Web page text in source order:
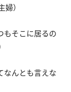
）
もそこに居るの
なんとも言えな